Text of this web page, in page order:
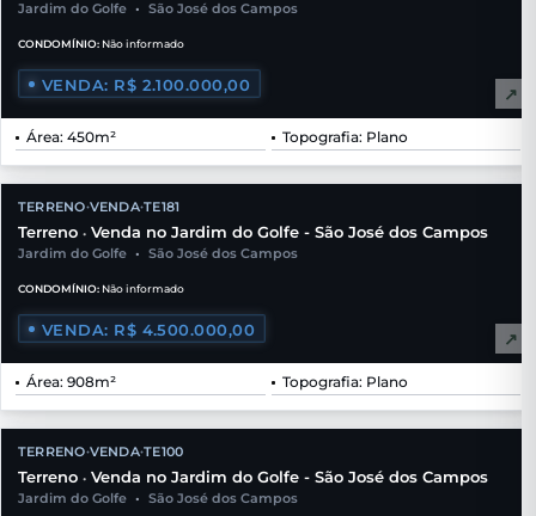
Jardim do Golfe • São José dos Campos
CONDOMÍNIO: Não informado
VENDA: R$ 2.100.000,00 ↗
Área: 450m² Topografia: Plano
TERRENO•VENDA•TE181
Terreno • Venda no Jardim do Golfe - São José dos Campos
Jardim do Golfe • São José dos Campos
CONDOMÍNIO: Não informado
VENDA: R$ 4.500.000,00 ↗
Área: 908m² Topografia: Plano
TERRENO•VENDA•TE100
Terreno • Venda no Jardim do Golfe - São José dos Campos
Jardim do Golfe • São José dos Campos